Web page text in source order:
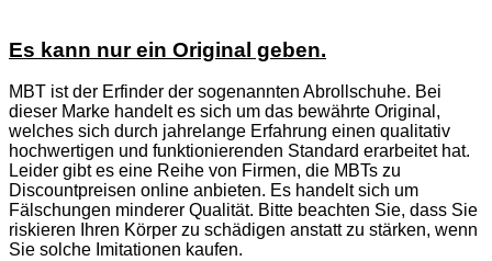
Es kann nur ein Original geben.
MBT ist der Erfinder der sogenannten Abrollschuhe. Bei
dieser Marke handelt es sich um das bewährte Original,
welches sich durch jahrelange Erfahrung einen qualitativ
hochwertigen und funktionierenden Standard erarbeitet hat.
Leider gibt es eine Reihe von Firmen, die MBTs zu
Discountpreisen online anbieten. Es handelt sich um
Fälschungen minderer Qualität. Bitte beachten Sie, dass Sie
riskieren Ihren Körper zu schädigen anstatt zu stärken, wenn
Sie solche Imitationen kaufen.